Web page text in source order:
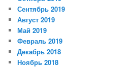
Сентябрь 2019
Август 2019
Май 2019
Февраль 2019
Декабрь 2018
Ноябрь 2018